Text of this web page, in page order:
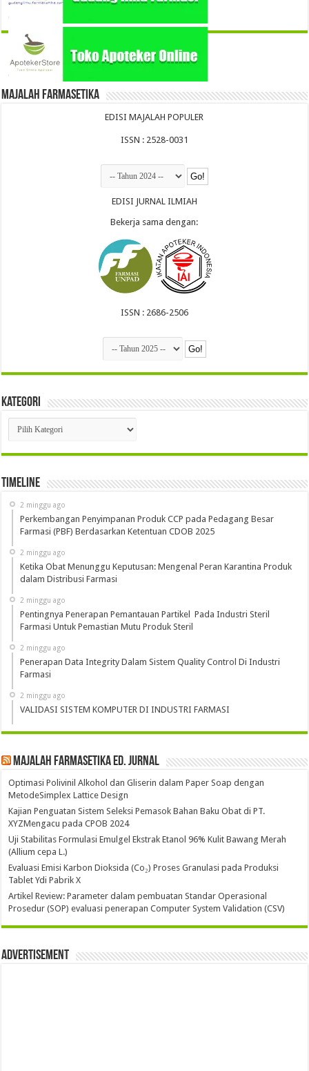
Majalah Farmasetika
EDISI MAJALAH POPULER
ISSN : 2528-0031
EDISI JURNAL ILMIAH
Bekerja sama dengan:
ISSN : 2686-2506
Kategori
Kategori
Timeline
2 minggu ago
Perkembangan Penyimpanan Produk CCP pada Pedagang Besar
Farmasi (PBF) Berdasarkan Ketentuan CDOB 2025
2 minggu ago
Ketika Obat Menunggu Keputusan: Mengenal Peran Karantina Produk
dalam Distribusi Farmasi
2 minggu ago
Pentingnya Penerapan Pemantauan Partikel Pada Industri Steril
Farmasi Untuk Pemastian Mutu Produk Steril
2 minggu ago
Penerapan Data Integrity Dalam Sistem Quality Control Di Industri
Farmasi
2 minggu ago
VALIDASI SISTEM KOMPUTER DI INDUSTRI FARMASI
Majalah Farmasetika Ed. Jurnal
Optimasi Polivinil Alkohol dan Gliserin dalam Paper Soap dengan
MetodeSimplex Lattice Design
Kajian Penguatan Sistem Seleksi Pemasok Bahan Baku Obat di PT.
XYZMengacu pada CPOB 2024
Uji Stabilitas Formulasi Emulgel Ekstrak Etanol 96% Kulit Bawang Merah
(Allium cepa L.)
Evaluasi Emisi Karbon Dioksida (Co₂) Proses Granulasi pada Produksi
Tablet Ydi Pabrik X
Artikel Review: Parameter dalam pembuatan Standar Operasional
Prosedur (SOP) evaluasi penerapan Computer System Validation (CSV)
Advertisement